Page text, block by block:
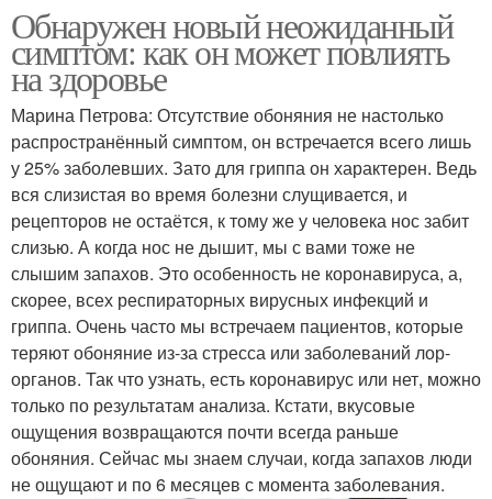
Обнаружен новый неожиданный
симптом: как он может повлиять
на здоровье
Марина Петрова: Отсутствие обоняния не настолько
распространённый симптом, он встречается всего лишь
у 25% заболевших. Зато для гриппа он характерен. Ведь
вся слизистая во время болезни слущивается, и
рецепторов не остаётся, к тому же у человека нос забит
слизью. А когда нос не дышит, мы с вами тоже не
слышим запахов. Это особенность не коронавируса, а,
скорее, всех респираторных вирусных инфекций и
гриппа. Очень часто мы встречаем пациентов, которые
теряют обоняние из-за стресса или заболеваний лор-
органов. Так что узнать, есть коронавирус или нет, можно
только по результатам анализа. Кстати, вкусовые
ощущения возвращаются почти всегда раньше
обоняния. Сейчас мы знаем случаи, когда запахов люди
не ощущают и по 6 месяцев с момента заболевания.